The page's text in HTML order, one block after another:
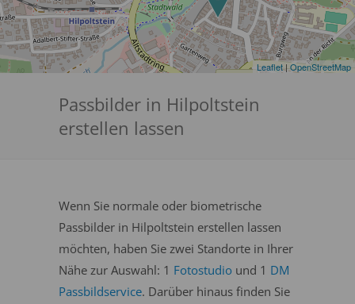
Leaflet|OpenStreetMap
Passbilder in Hilpoltstein
erstellen lassen
Wenn Sie normale oder biometrische
Passbilder in Hilpoltstein erstellen lassen
möchten, haben Sie zwei Standorte in Ihrer
Nähe zur Auswahl: 1 Fotostudio und 1 DM
Passbildservice. Darüber hinaus finden Sie